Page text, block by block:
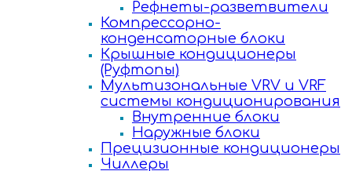
Рефнеты-разветвители
Компрессорно-
конденсаторные блоки
Крышные кондиционеры
(Руфтопы)
Мультизональные VRV и VRF
системы кондиционирования
Внутренние блоки
Наружные блоки
Прецизионные кондиционеры
Чиллеры